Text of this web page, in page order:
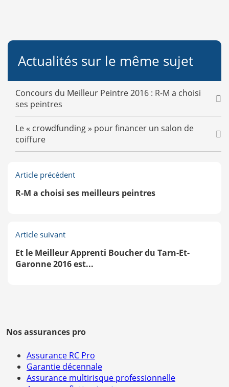
Actualités sur le même sujet
Concours du Meilleur Peintre 2016 : R-M a choisi
ses peintres
Le « crowdfunding » pour financer un salon de
coiffure
Article précédent
R-M a choisi ses meilleurs peintres
Article suivant
Et le Meilleur Apprenti Boucher du Tarn-Et-
Garonne 2016 est...
Nos assurances pro
Assurance RC Pro
Garantie décennale
Assurance multirisque professionnelle